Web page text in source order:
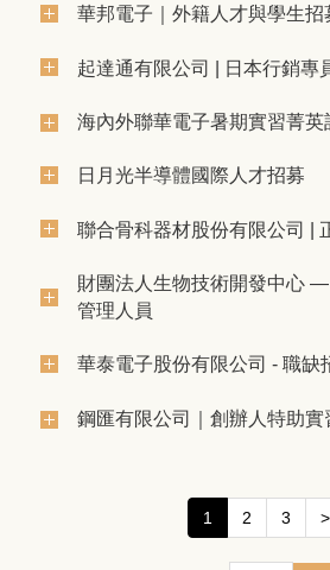
華邦電子｜外籍人才與學生招
起達通有限公司 | 日本行銷專
海內外聯華電子暑期實習菁英
日月光半導體國際人才招募
聯合骨科器材股份有限公司 |
財團法人生物技術開發中心
管理人員
華泰電子股份有限公司 - 職缺
鋼匯有限公司｜創辦人特助實
1 2 3 >